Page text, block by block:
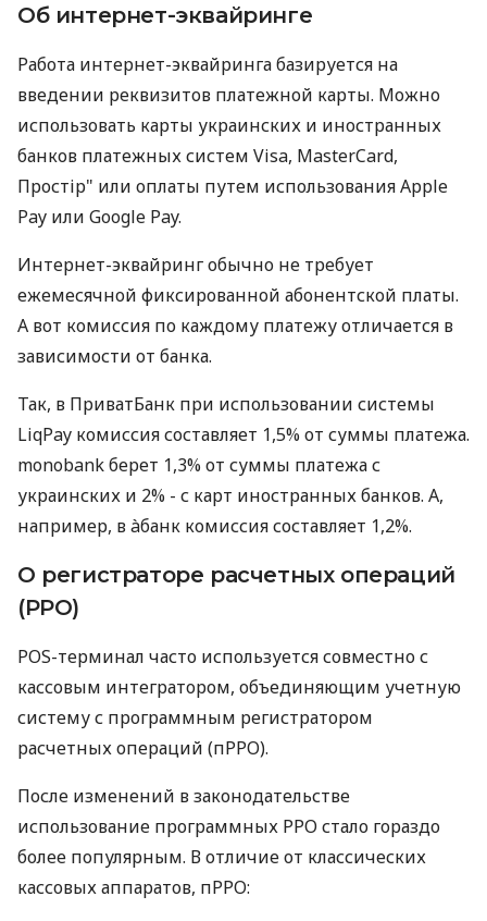
Об интернет-эквайринге
Работа интернет-эквайринга базируется на
введении реквизитов платежной карты. Можно
использовать карты украинских и иностранных
банков платежных систем Visa, MasterCard,
Простір" или оплаты путем использования Apple
Pay или Google Pay.
Интернет-эквайринг обычно не требует
ежемесячной фиксированной абонентской платы.
А вот комиссия по каждому платежу отличается в
зависимости от банка.
Так, в ПриватБанк при использовании системы
LiqPay комиссия составляет 1,5% от суммы платежа.
monobank берет 1,3% от суммы платежа с
украинских и 2% - с карт иностранных банков. А,
например, в àбанк комиссия составляет 1,2%.
О регистраторе расчетных операций
(РРО)
POS-терминал часто используется совместно с
кассовым интегратором, объединяющим учетную
систему с программным регистратором
расчетных операций (пРРО).
После изменений в законодательстве
использование программных РРО стало гораздо
более популярным. В отличие от классических
кассовых аппаратов, пРРО: